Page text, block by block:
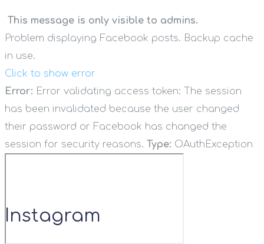
This message is only visible to admins.
Problem displaying Facebook posts. Backup cache
in use.
Click to show error
Error: Error validating access token: The session
has been invalidated because the user changed
their password or Facebook has changed the
session for security reasons. Type: OAuthException
Instagram